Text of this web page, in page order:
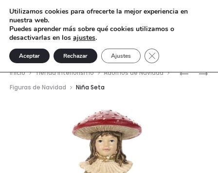
NIÑO
NIÑO
Inicio Tienda interiorismo
Adornos de Navidad
Figuras de Navidad
Niña Seta
Utilizamos cookies para ofrecerte la mejor experiencia en
nuestra web.
Puedes aprender más sobre qué cookies utilizamos o
desactivarlas en los ajustes.
Aceptar Rechazar Ajustes Cerrar el banner de